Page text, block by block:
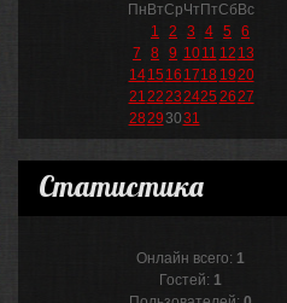
Пн ВтСрЧт ПтСбВс
1
2 3 4 5
6
7
8 9 1011 12 13
1415 16 1718 1920
2122232425 2627
28293031
Статистика
Онлайн всего: 1
Гостей: 1